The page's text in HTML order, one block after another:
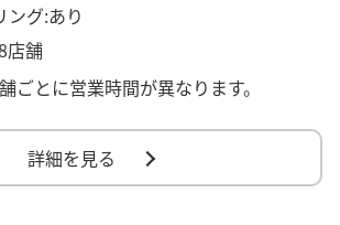
ング:あり
店舗
ごとに営業時間が異なります。
詳細を見る